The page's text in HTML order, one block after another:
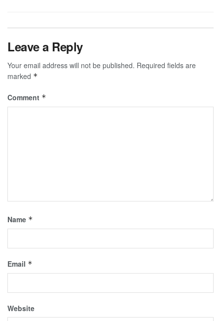
Leave a Reply
Your email address will not be published. Required fields are
marked *
Comment *
Name *
Email *
Website